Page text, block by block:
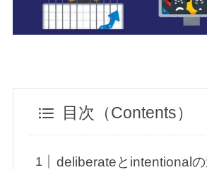
目次（Contents）
deliberateとintentional